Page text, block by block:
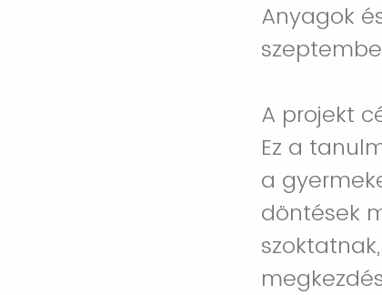
Anyagok
A projekt
Ez a
a
döntések